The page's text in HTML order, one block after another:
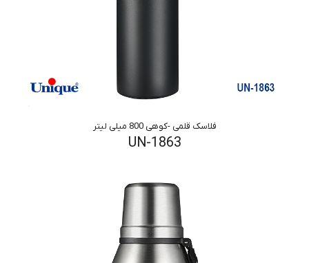
فلاسک قلمی -کوهی 800 میلی لیتر
UN-1863